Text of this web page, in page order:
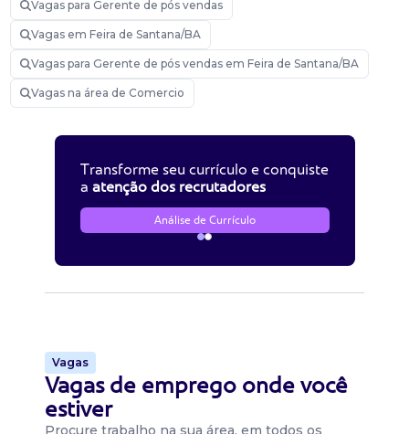
Vagas para Gerente de pós vendas
Vagas em Feira de Santana/BA
Vagas para Gerente de pós vendas em Feira de Santana/BA
Vagas na área de Comercio
Transforme seu currículo e conquiste
a atenção dos recrutadores
Análise de Currículo
Vagas
Vagas de emprego onde você
estiver
Procure trabalho na sua área, em todos os